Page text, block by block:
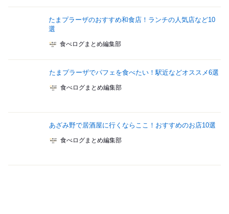
たまプラーザのおすすめ和食店！ランチの人気店など10
選
食べログまとめ編集部
たまプラーザでパフェを食べたい！駅近などオススメ6選
食べログまとめ編集部
あざみ野で居酒屋に行くならここ！おすすめのお店10選
食べログまとめ編集部